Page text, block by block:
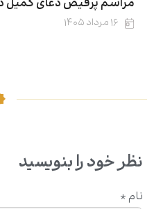
۱۶ مرداد ۱۴۰۵
نظر خود را بنویسید
نام *